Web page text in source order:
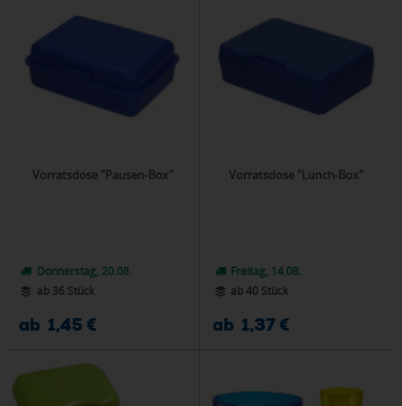
Vorratsdose "Pausen-Box"
Donnerstag, 20.08.
ab 36 Stück
ab 1,45 €
Vorratsdose "Lunch-Box"
Freitag, 14.08.
ab 40 Stück
ab 1,37 €